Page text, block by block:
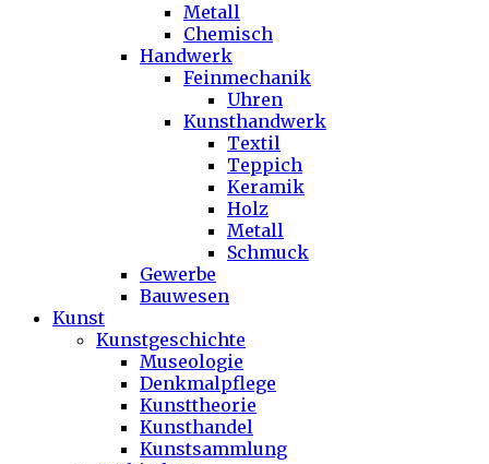
Metall
Chemisch
Handwerk
Feinmechanik
Uhren
Kunsthandwerk
Textil
Teppich
Keramik
Holz
Metall
Schmuck
Gewerbe
Bauwesen
Kunst
Kunstgeschichte
Museologie
Denkmalpflege
Kunsttheorie
Kunsthandel
Kunstsammlung